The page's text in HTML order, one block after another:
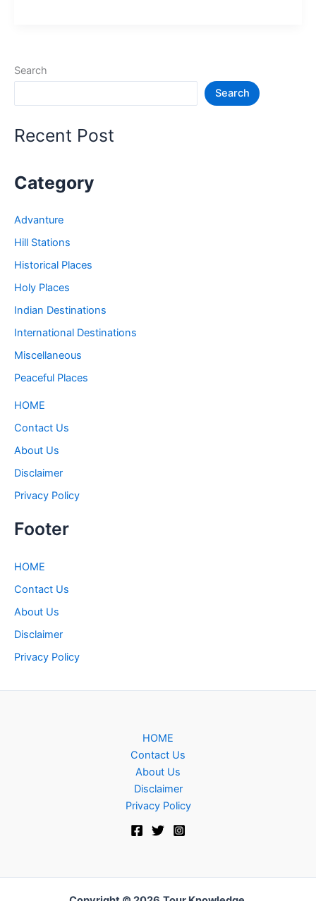
जगह
Places
Search
Search
Recent Post
Category
Advanture
Hill Stations
Historical Places
Holy Places
Indian Destinations
International Destinations
Miscellaneous
Peaceful Places
HOME
Contact Us
About Us
Disclaimer
Privacy Policy
Footer
HOME
Contact Us
About Us
Disclaimer
Privacy Policy
HOME
Contact Us
About Us
Disclaimer
Privacy Policy